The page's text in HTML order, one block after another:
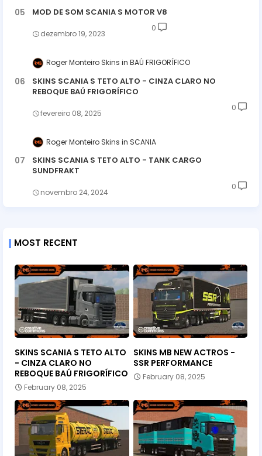
MOD DE SOM SCANIA S MOTOR V8
dezembro 19, 2023
0
Roger Monteiro Skins BAÚ FRIGORÍFICO
SKINS SCANIA S TETO ALTO - CINZA CLARO NO
REBOQUE BAÚ FRIGORÍFICO
fevereiro 08, 2025
0
Roger Monteiro Skins SCANIA
SKINS SCANIA S TETO ALTO - TANK CARGO
SUNDFRAKT
novembro 24, 2024
0
MOST RECENT
SKINS SCANIA S TETO ALTO
- CINZA CLARO NO
REBOQUE BAÚ FRIGORÍFICO
February 08, 2025
SKINS MB NEW ACTROS -
SSR PERFORMANCE
February 08, 2025